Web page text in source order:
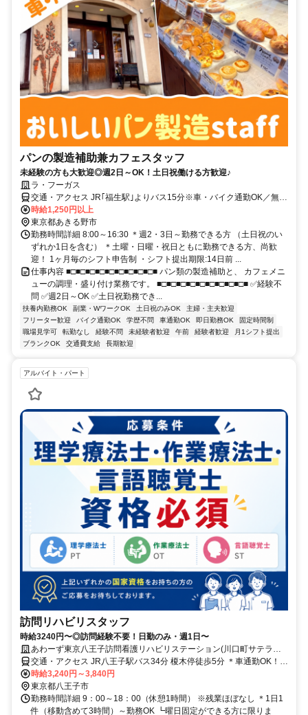
パンの製造補助兼カフェスタッフ
未経験の方も大歓迎◎週2日～OK！土日祝働ける方歓迎♪
ラ・フーガス
交通・アクセス JR｢福生駅｣よりバス15分※車・バイク通勤OK／無料
駐車場あり
時給1,250円以上
東京都あきる野市
勤務時間詳細 8:00～16:30 ＊週2・3日～勤務できる方 （土日祝のい
ずれか1日を含む） ＊土曜・日曜・祝日ともに勤務できる方、尚歓
迎！ 1ヶ月毎のシフト申告制 ・シフト提出期限:14日前 ...
仕事内容 ■□■□■□■□■□■□■□■□■□■ パン類の製造補助と、 カフェメニ
ューの調理・盛り付け業務です。 ■□■□■□■□■□■□■□■□■□■ ✅経験不
問 ✅週2日～OK ✅土日祝勤務でき...
扶養内勤務OK 副業・WワークOK 土日祝のみOK
主婦・主夫歓迎
フリーター歓迎
バイク通勤OK 学歴不問 車通勤OK 即日勤務OK
固定時間制
職場見学可
転勤なし 経験不問 未経験者歓迎 午前 経験者歓迎
月1シフト提出
ブランクOK
交通費支給 長期歓迎
アルバイト・パート
訪問リハビリスタッフ
時給3240円〜◎訪問経験不要！日勤のみ・週1日〜
あわーず東京八王子訪問看護リハビリステーション(川口町サテライ
ト)/株式会社あわーず
交通・アクセス JR八王子駅バス34分 榎木停徒歩5分 ＊車通勤OK！
＊転勤なし ＊U・Iターン歓迎
時給3,240円～3,840円
東京都八王子市
勤務時間詳細 9：00～18：00（休憩1時間） ※残業ほぼなし ＊1日1
件（移動含めて3時間）～勤務OK ┗曜日固定ができる方に限りま